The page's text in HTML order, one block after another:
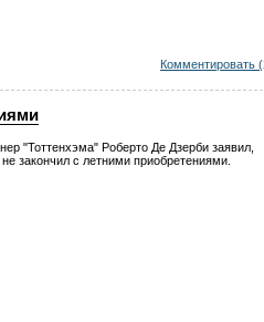
Комментировать
"Тоттенхэма" Роберто Де Дзерби заявил,
не закончил с летними приобретениями.